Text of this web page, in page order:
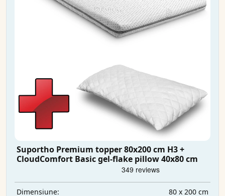
Suportho Premium topper 80x200 cm H3 +
CloudComfort Basic gel-flake pillow 40x80 cm
Dimensiune: 80 x 200 cm